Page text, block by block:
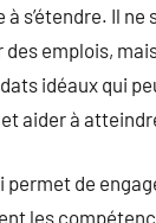
s’étendre. Il ne
emplois,
idéaux qui
aider à
de
les